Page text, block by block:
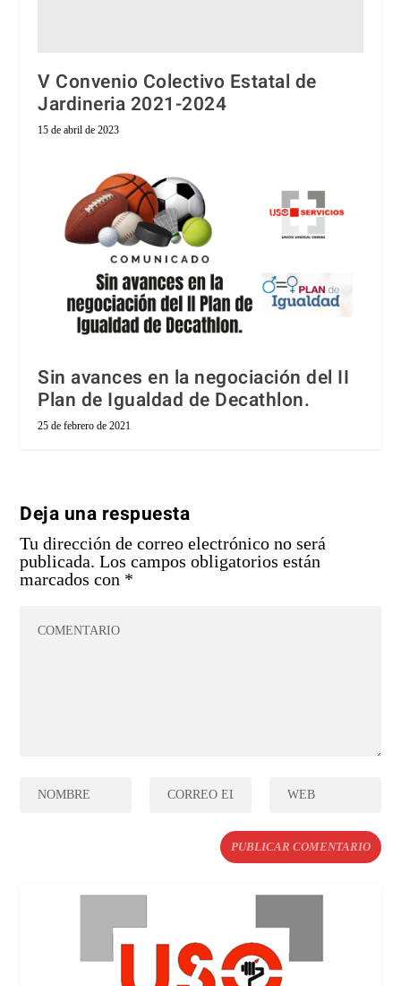
V Convenio Colectivo Estatal de
Jardineria 2021-2024
15 de abril de 2023
Sin avances en la negociación del II
Plan de Igualdad de Decathlon.
25 de febrero de 2021
Deja una respuesta
Tu dirección de correo electrónico no será
publicada. Los campos obligatorios están
marcados con *